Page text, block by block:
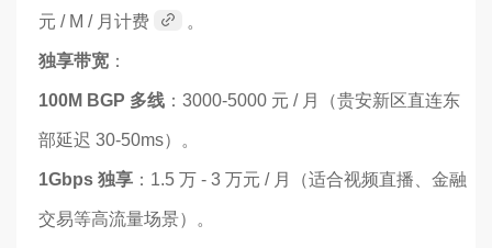
元 / M / 月计费 。
独享带宽 ：
100M BGP 多线 ：3000-5000 元 / 月（贵安新区直连东
部延迟 30-50ms）。
1Gbps 独享 ：1.5 万 - 3 万元 / 月（适合视频直播、金融
交易等高流量场景）。